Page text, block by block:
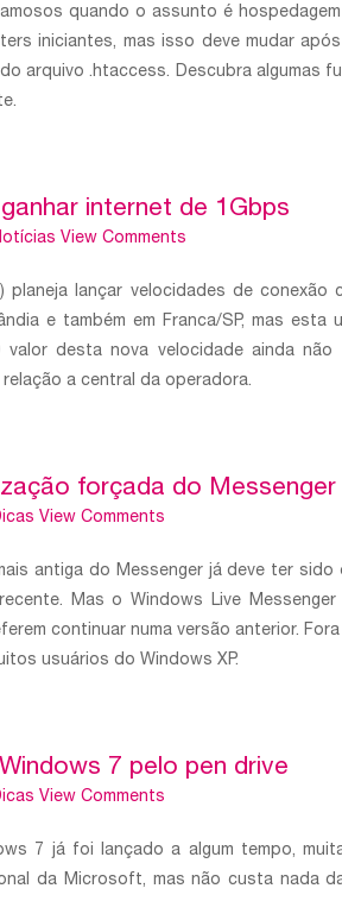
quando o assunto é
iniciantes, mas isso deve mudar
arquivo .htaccess. Descubra algumas
internet de 1Gbps
View Comments
planeja lançar velocidades de
e também em Franca/SP, mas esta
valor desta nova velocidade ainda
a central da operadora.
forçada do Messenger
View Comments
antiga do Messenger já deve ter
Mas o Windows Live
continuar numa versão anterior.
usuários do Windows XP.
7 pelo pen drive
View Comments
7 já foi lançado a algum tempo,
da Microsoft, mas não custa nada